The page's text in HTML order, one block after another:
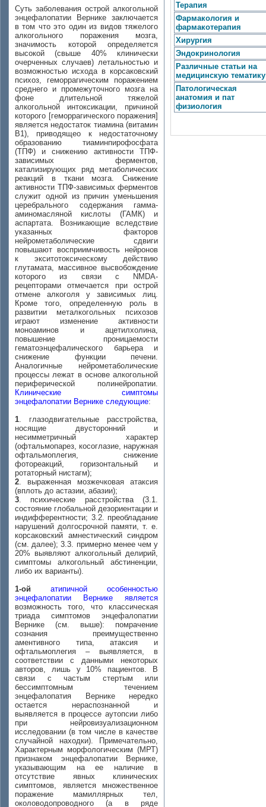
Суть заболевания острой алкогольной
энцефалопатии Вернике заключается
в том что это один из видов тяжелого
алкогольного поражения мозга,
значимость которой определяется
высокой (свыше 40% клинически
очерченных случаев) летальностью и
возможностью исхода в корсаковский
психоз, геморрагическим поражением
среднего и промежуточного мозга на
фоне длительной тяжелой
алкогольной интоксикации, причиной
которого [геморрагического поражения]
является недостаток тиамина (витамин
В1), приводящео к недостаточному
образованию тиаминпирофосфата
(ТПФ) и снижению активности ТПФ-
зависимых ферментов,
катализирующих ряд метаболических
реакций в ткани мозга. Снижение
активности ТПФ-зависимых ферментов
служит одной из причин уменьшения
церебрального содержания гамма-
аминомасляной кислоты (ГАМК) и
аспартата. Возникающие вследствие
указанных факторов
нейрометаболические сдвиги
повышают восприимчивость нейронов
к экситотоксическому действию
глутамата, массивное высвобождение
которого из связи с NMDA-
рецепторами отмечается при острой
отмене алкоголя у зависимых лиц.
Кроме того, определенную роль в
развитии металкогольных психозов
играют изменение активности
моноаминов и ацетилхолина,
повышение проницаемости
гематоэнцефалического барьера и
снижение функции печени.
Аналогичные нейрометаболические
процессы лежат в основе алкогольной
периферической полинейропатии.
Клинические симптомы
энцефалопатии Вернике следующие:
1. глазодвигательные расстройства,
носящие двусторонний и
несимметричный характер
(офтальмопарез, косоглазие, наружная
офтальмоплегия, снижение
фотореакций, горизонтальный и
ротаторный нистагм);
2. выраженная мозжечковая атаксия
(вплоть до астазии, абазии);
3. психические расстройства (3.1.
состояние глобальной дезориентации и
индифферентности; 3.2. преобладание
нарушений долгосрочной памяти, т. е.
корсаковский амнестический синдром
(см. далее); 3.3. примерно менее чем у
20% выявляют алкогольный делирий,
симптомы алкогольный абстиненции,
либо их варианты).
1-ой
атипичной особенностью
энцефалопатии Вернике является
возможность того, что классическая
триада симптомов энцефалопатии
Вернике (см. выше): помрачение
сознания преимущественно
аментивного типа, атаксия и
офтальмоплегия – выявляется, в
соответствии с данными некоторых
авторов, лишь у 10% пациентов. В
связи с частым стертым или
бессимптомным течением
энцефалопатия Вернике нередко
остается нераспознанной и
выявляется в процессе аутопсии либо
при нейровизуализационном
исследовании (в том числе в качестве
случайной находки). Примечательно,
Характерным морфологическим (МРТ)
признаком энцефалопатии Вернике,
указывающим на ее наличие в
отсутствие явных клинических
симптомов, является множественное
поражение мамиллярных тел,
околоводопроводного (а в ряде
Терапия
Фармакология и
фармакотерапия
Хирургия
Эндокринология
Различные статьи на
медицинскую тематику
Патологическая
анатомия и пат
физиология